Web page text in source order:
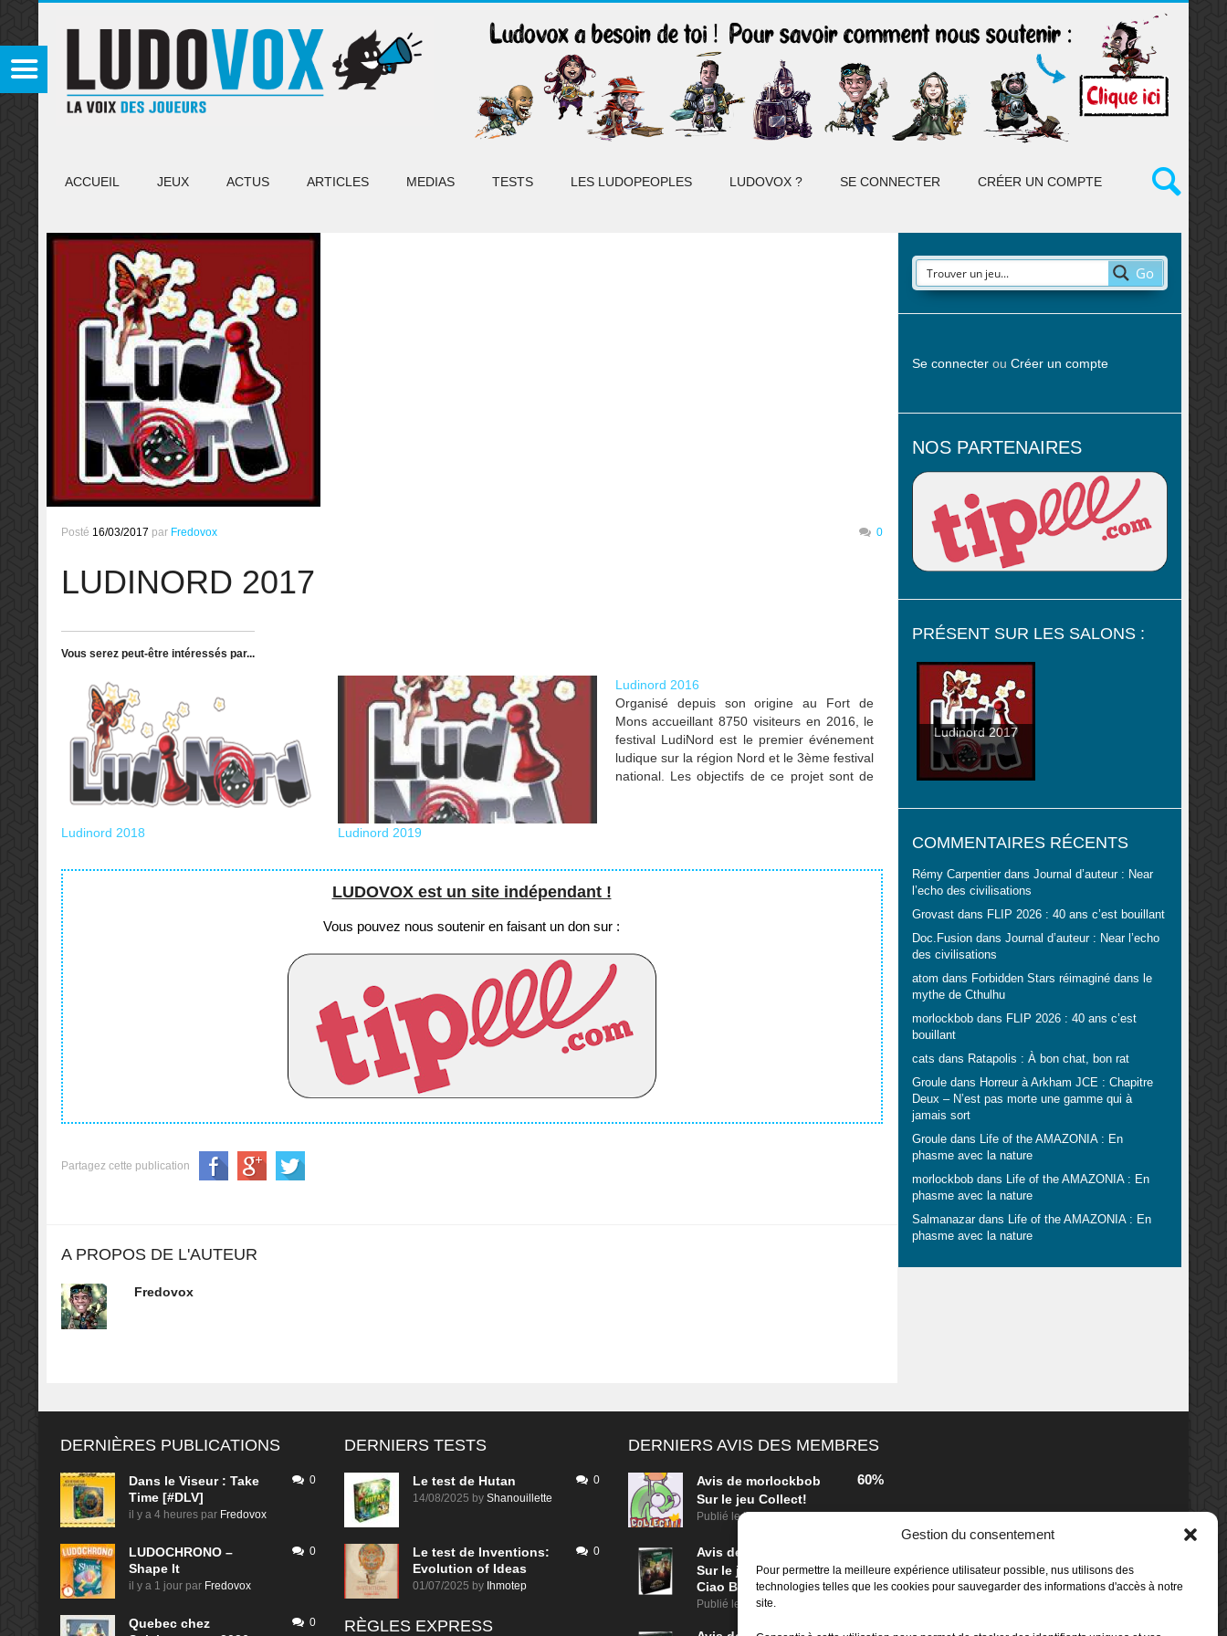
Gestion du consentement
Pour permettre la meilleure expérience utilisateur possible, nus utilisons des
technologies telles que les cookies pour sauvegarder des informations d'accès à notre
site.
ACCUEIL JEUX ACTUS ARTICLES MEDIAS TESTS LES LUDOPEOPLES LUDOVOX ? SE CONNECTER CRÉER UN COMPTE
Posté 16/03/2017 par Fredovox 0
LUDINORD 2017
Vous serez peut-être intéressés par...
Ludinord 2018 Ludinord 2019
Ludinord 2016
Organisé depuis son origine au Fort de
Mons accueillant 8750 visiteurs en 2016, le
festival LudiNord est le premier événement
ludique sur la région Nord et le 3ème festival
national. Les objectifs de ce projet sont de
LUDOVOX est un site indépendant !
Vous pouvez nous soutenir en faisant un don sur :
Partagez cette publication
A PROPOS DE L'AUTEUR
Fredovox
Go
Se connecterou Créer un compte
NOS PARTENAIRES
PRÉSENT SUR LES SALONS :
Ludinord 2017
COMMENTAIRES RÉCENTS
Rémy Carpentierdans Journal d’auteur : Near
l’echo des civilisations
Grovastdans FLIP 2026 : 40 ans c’est bouillant
Doc.Fusiondans Journal d’auteur : Near l’echo
des civilisations
atom dans Forbidden Stars réimaginé dans le
mythe de Cthulhu
morlockbobdans FLIP 2026 : 40 ans c’est
bouillant
cats dans Ratapolis : À bon chat, bon rat
Grouledans Horreur à Arkham JCE : Chapitre
Deux – N’est pas morte une gamme qui à
jamais sort
Grouledans Life of the AMAZONIA : En
phasme avec la nature
morlockbobdans Life of the AMAZONIA : En
phasme avec la nature
Salmanazardans Life of the AMAZONIA : En
phasme avec la nature
DERNIÈRES PUBLICATIONS
Dans le Viseur : Take
Time [#DLV]
il y a 4 heures par Fredovox
0
LUDOCHRONO –
Shape It
il y a 1 jour par Fredovox
0
Quebec chez
0
DERNIERS TESTS
Le test de Hutan
14/08/2025 by Shanouillette
0
Le test de Inventions:
Evolution of Ideas
01/07/2025 by Ihmotep
0
RÈGLES EXPRESS
DERNIERS AVIS DES MEMBRES
Avis de morlockbob
Sur le jeu Collect!
Publié leil y a 15 heures
60%
Avis de
Sur le jeu Detective Box -
Ciao Bella
Publié le il y a 2 jours